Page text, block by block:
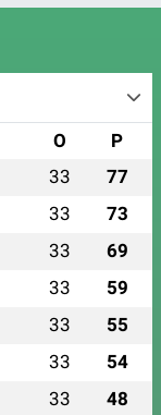
O P
33 77
33 73
33 69
33 59
33 55
33 54
33 48